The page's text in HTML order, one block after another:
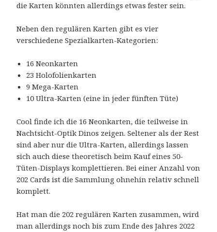
die Karten könnten allerdings etwas fester sein.
Neben den regulären Karten gibt es vier
verschiedene Spezialkarten-Kategorien:
16 Neonkarten
23 Holofolienkarten
9 Mega-Karten
10 Ultra-Karten (eine in jeder fünften Tüte)
Cool finde ich die 16 Neonkarten, die teilweise in
Nachtsicht-Optik Dinos zeigen. Seltener als der Rest
sind aber nur die Ultra-Karten, allerdings lassen
sich auch diese theoretisch beim Kauf eines 50-
Tüten-Displays komplettieren. Bei einer Anzahl von
202 Cards ist die Sammlung ohnehin relativ schnell
komplett.
Hat man die 202 regulären Karten zusammen, wird
man allerdings noch bis zum Ende des Jahres 2022